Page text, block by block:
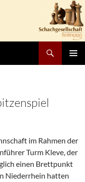
im Rahmen der
Turm Kleve, der
einen Brettpunkt
Niederrhein hatten